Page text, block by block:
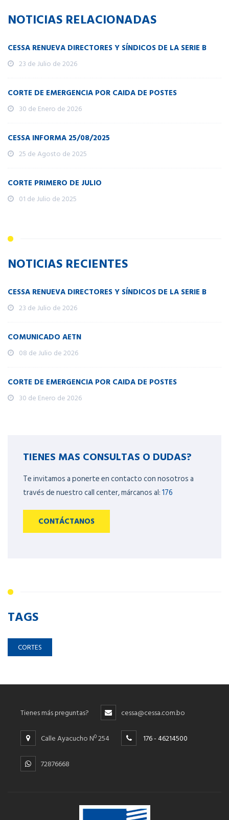
NOTICIAS RELACIONADAS
CESSA RENUEVA DIRECTORES Y SÍNDICOS DE LA SERIE B
23 de Julio de 2026
CORTE DE EMERGENCIA POR CAIDA DE POSTES
30 de Enero de 2026
CESSA INFORMA 25/08/2025
25 de Agosto de 2025
CORTE PRIMERO DE JULIO
01 de Julio de 2025
NOTICIAS RECIENTES
CESSA RENUEVA DIRECTORES Y SÍNDICOS DE LA SERIE B
23 de Julio de 2026
COMUNICADO AETN
08 de Julio de 2026
CORTE DE EMERGENCIA POR CAIDA DE POSTES
30 de Enero de 2026
TIENES MAS CONSULTAS O DUDAS?
Te invitamos a ponerte en contacto con nosotros a
través de nuestro call center, márcanos al:176
CONTÁCTANOS
TAGS
CORTES
Tienes más preguntas? cessa@cessa.com.bo
Calle Ayacucho Nº 254 176 - 46214500
72876668